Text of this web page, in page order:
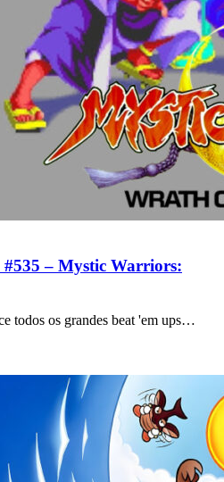
#535 – Mystic Warriors:
todos os grandes beat 'em ups…